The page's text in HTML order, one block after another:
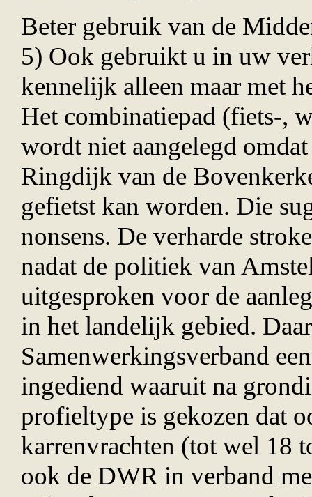
Beter gebruik van de
5) Ook gebruikt u in uw
kennelijk alleen maar met
Het combinatiepad (fiets-,
wordt niet aangelegd
Ringdijk van de
gefietst kan worden. Die
nonsens. De verharde
nadat de politiek van
uitgesproken voor de
in het landelijk gebied.
Samenwerkingsverband
ingediend waaruit na
profieltype is gekozen dat
karrenvrachten (tot wel 18
ook de DWR in verband